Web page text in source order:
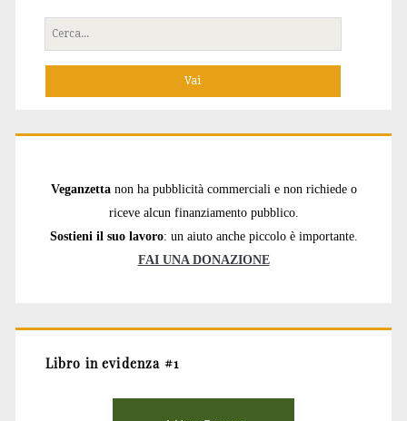
Cerca
per:
Veganzetta non ha pubblicità commerciali e non richiede o
riceve alcun finanziamento pubblico.
Sostieni il suo lavoro: un aiuto anche piccolo è importante.
FAI UNA DONAZIONE
Libro in evidenza #1